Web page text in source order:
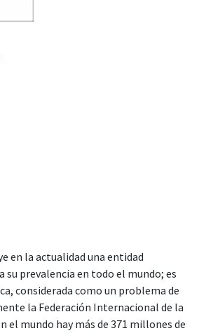
en la actualidad una entidad
su prevalencia en todo el mundo; es
considerada como un problema de
la Federación Internacional de la
el mundo hay más de 371 millones de